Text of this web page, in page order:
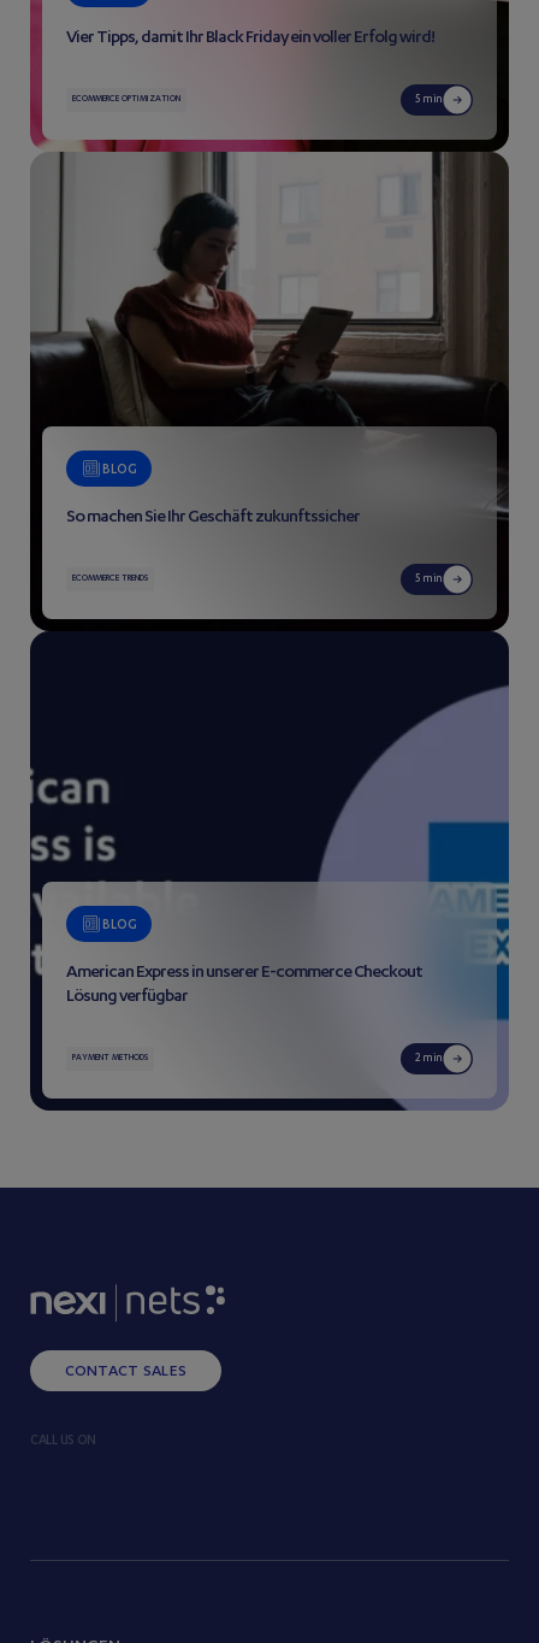
Vier Tipps, damit Ihr Black Friday ein voller Erfolg wird!
ECOMMERCE OPTIMIZATION 5 min
BLOG
So machen Sie Ihr Geschäft zukunftssicher
ECOMMERCE TRENDS 5 min
BLOG
American Express in unserer E-commerce Checkout
Lösung verfügbar
PAYMENT METHODS 2 min
CONTACT SALES
CALL US ON